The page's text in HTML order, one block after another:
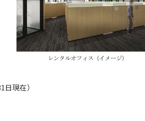
現在）